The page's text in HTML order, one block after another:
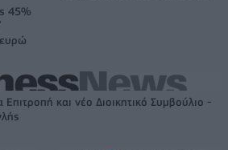
45%
και νέο Διοικητικό Συμβούλιο -